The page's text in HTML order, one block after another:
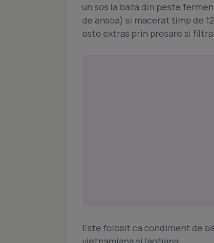
un sos la baza din peste
de ansoa) si macerat timp de
este extras prin presare si
Este folosit ca condiment de